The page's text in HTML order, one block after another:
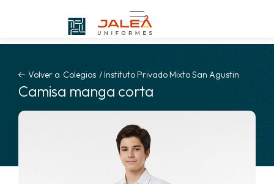
Volver a Colegios /Instituto Privado Mixto San Agustin
Camisa manga corta